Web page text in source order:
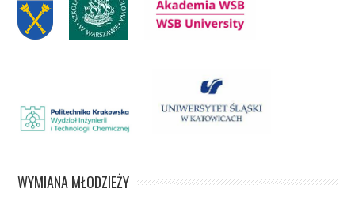
WYMIANA MŁODZIEŻY